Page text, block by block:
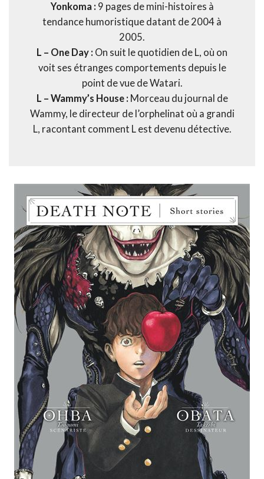
Yonkoma : 9 pages de mini-histoires à
tendance humoristique datant de 2004 à
2005.
L – One Day : On suit le quotidien de L, où on
voit ses étranges comportements depuis le
point de vue de Watari.
L – Wammy’s House : Morceau du journal de
Wammy, le directeur de l’orphelinat où a grandi
L, racontant comment L est devenu détective.